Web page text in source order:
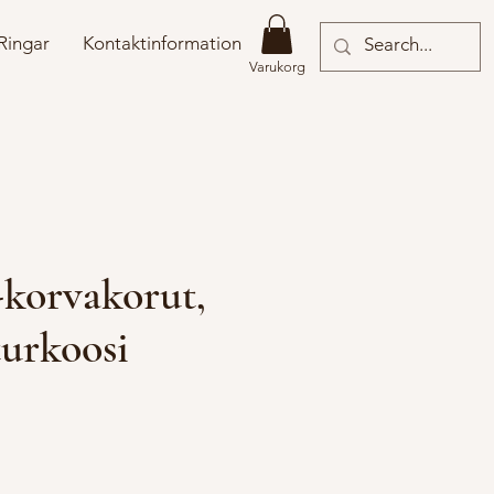
Kontaktinformation
Varukorg